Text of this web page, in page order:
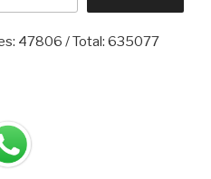
47806 / Total: 635077